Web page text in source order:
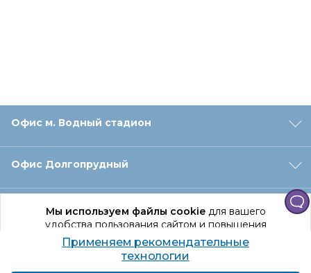
Мы используем файлы cookieдля вашего
удобства пользования сайтом и повышения
качества рекомендаций.
Продолжая использование сайта, вы даете
согласие на обработку персональных данных
Офис м. Водный стадион
Офис Долгопрудный
Офис Санкт‑Петербург
Оформление заказа
Применяем рекомендательные
технологии